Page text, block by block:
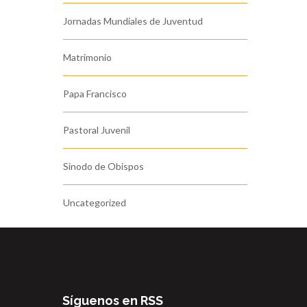
Jornadas Mundiales de Juventud
Matrimonio
Papa Francisco
Pastoral Juvenil
Sínodo de Obispos
Uncategorized
Síguenos en RSS